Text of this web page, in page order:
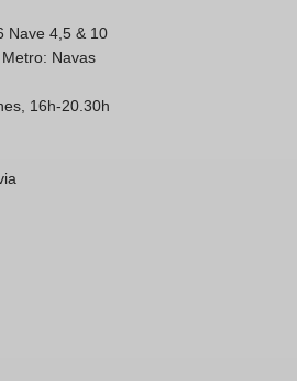
Nave 4,5 & 10
Navas
16h-20.30h